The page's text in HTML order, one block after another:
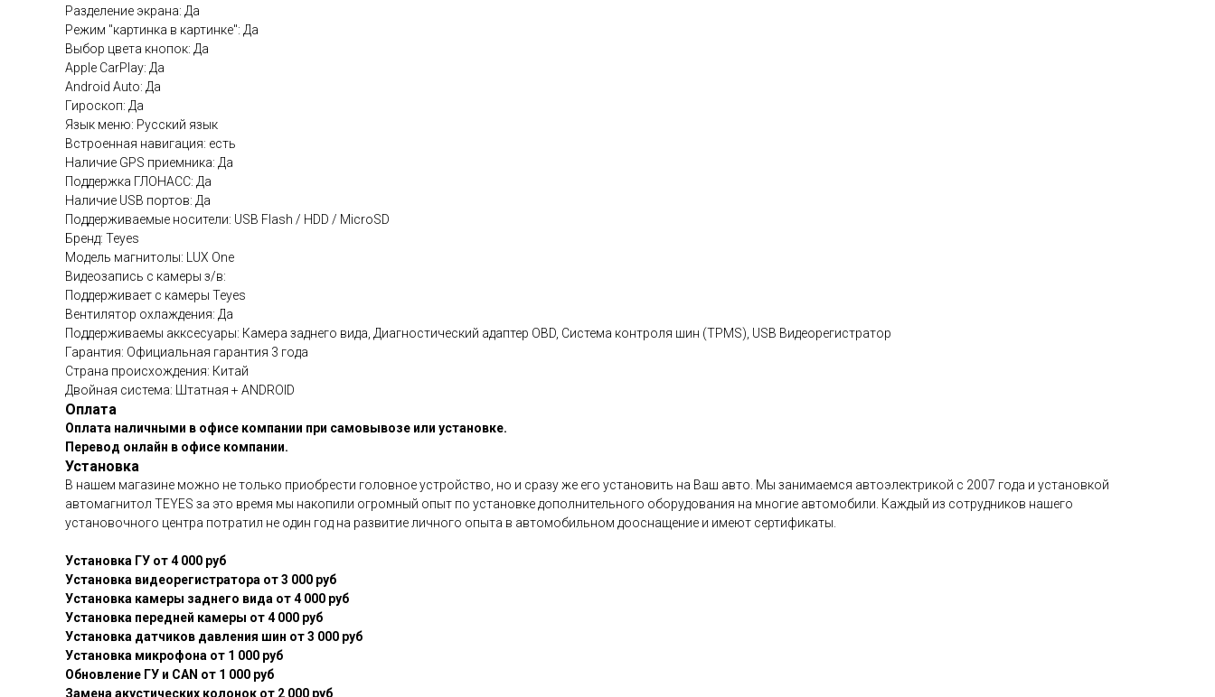
Разделение экрана: Да
Режим "картинка в картинке": Да
Выбор цвета кнопок: Да
Apple CarPlay: Да
Android Auto: Да
Гироскоп: Да
Язык меню: Русский язык
Встроенная навигация: есть
Наличие GPS приемника: Да
Поддержка ГЛОНАСС: Да
Наличие USB портов: Да
Поддерживаемые носители: USB Flash / HDD / MicroSD
Бренд: Teyes
Модель магнитолы: LUX One
Видеозапись с камеры з/в:
Поддерживает c камеры Teyes
Вентилятор охлаждения: Да
Поддерживаемы акксесуары: Камера заднего вида, Диагностический адаптер OBD, Система контроля шин (TPMS), USB Видеорегистратор
Гарантия: Официальная гарантия 3 года
Страна происхождения: Китай
Двойная система: Штатная + ANDROID
Оплата
Оплата наличными в офисе компании при самовывозе или установке.
Перевод онлайн в офисе компании.
Установка
В нашем магазине можно не только приобрести головное устройство, но и сразу же его установить на Ваш авто. Мы занимаемся автоэлектрикой с 2007 года и установкой
автомагнитол TEYES за это время мы накопили огромный опыт по установке дополнительного оборудования на многие автомобили. Каждый из сотрудников нашего
установочного центра потратил не один год на развитие личного опыта в автомобильном дооснащение и имеют сертификаты.
Установка ГУ от 4 000 руб
Установка видеорегистратора от 3 000 руб
Установка камеры заднего вида от 4 000 руб
Установка передней камеры от 4 000 руб
Установка датчиков давления шин от 3 000 руб
Установка микрофона от 1 000 руб
Обновление ГУ и CAN от 1 000 руб
Замена акустических колонок от 2 000 руб